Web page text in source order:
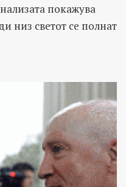
покажува
низ светот се полнат